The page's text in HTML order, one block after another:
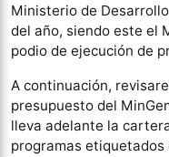
Ministerio de
del año, siendo este el
podio de ejecución de
A continuación,
presupuesto del
lleva adelante la
programas etiquetados